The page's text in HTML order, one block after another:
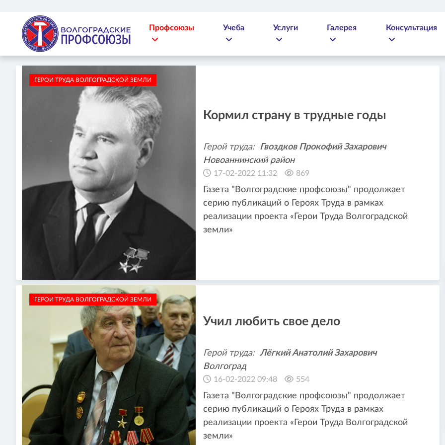
Профсоюзы Учеба Услуги Галерея Консультация
ГЕРОИ ТРУДА ВОЛГОГРАДСКОЙ ЗЕМЛИ
Кормил страну в трудные годы
Герой труда: Гвоздков Прокофий Захарович
Новоаннинский район
17-02-2022 11:32 869
Газета "Волгоградские профсоюзы" продолжает
серию публикаций о Героях Труда в рамках
реализации проекта «Герои Труда Волгоградской
земли»
ГЕРОИ ТРУДА ВОЛГОГРАДСКОЙ ЗЕМЛИ
Учил любить свое дело
Герой труда: Лёгкий Анатолий Захарович
Волгоград
16-02-2022 09:48 554
Газета "Волгоградские профсоюзы" продолжает
серию публикаций о Героях Труда в рамках
реализации проекта «Герои Труда Волгоградской
земли»